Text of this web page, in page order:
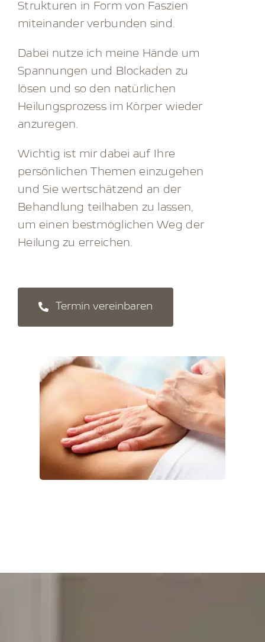
Strukturen in Form von Faszien
miteinander verbunden sind.
Dabei nutze ich meine Hände um
Spannungen und Blockaden zu
lösen und so den natürlichen
Heilungsprozess im Körper wieder
anzuregen.
Wichtig ist mir dabei auf Ihre
persönlichen Themen einzugehen
und Sie wertschätzend an der
Behandlung teilhaben zu lassen,
um einen bestmöglichen Weg der
Heilung zu erreichen.
Termin vereinbaren